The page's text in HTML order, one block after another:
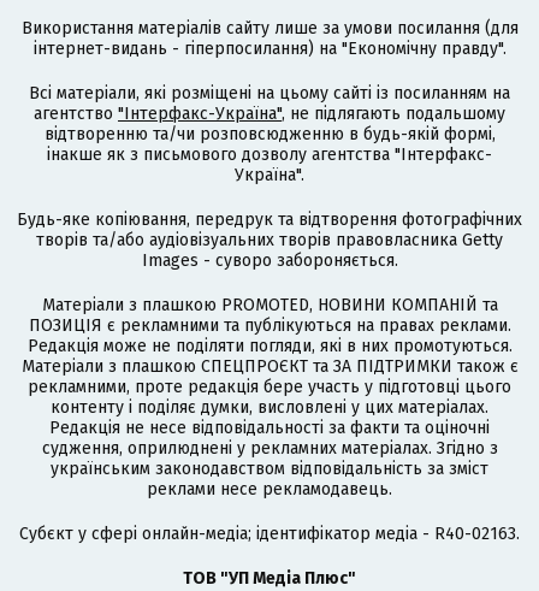
Використання матеріалів сайту лише за умови посилання (для
інтернет-видань - гіперпосилання) на "Економічну правду".
Всі матеріали, які розміщені на цьому сайті із посиланням на
агентство "Інтерфакс-Україна", не підлягають подальшому
відтворенню та/чи розповсюдженню в будь-якій формі,
інакше як з письмового дозволу агентства "Інтерфакс-
Україна".
Будь-яке копіювання, передрук та відтворення фотографічних
творів та/або аудіовізуальних творів правовласника Getty
Images - суворо забороняється.
Матеріали з плашкою PROMOTED, НОВИНИ КОМПАНІЙ та
ПОЗИЦІЯ є рекламними та публікуються на правах реклами.
Редакція може не поділяти погляди, які в них промотуються.
Матеріали з плашкою СПЕЦПРОЄКТ та ЗА ПІДТРИМКИ також є
рекламними, проте редакція бере участь у підготовці цього
контенту і поділяє думки, висловлені у цих матеріалах.
Редакція не несе відповідальності за факти та оціночні
судження, оприлюднені у рекламних матеріалах. Згідно з
українським законодавством відповідальність за зміст
реклами несе рекламодавець.
Cубєкт у сфері онлайн-медіа; ідентифікатор медіа - R40-02163.
ТОВ "УП Медіа Плюс"